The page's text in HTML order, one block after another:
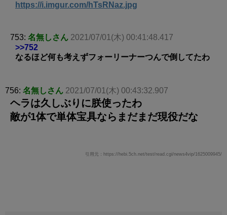
https://i.imgur.com/hTsRNaz.jpg
753: 名無しさん 2021/07/01(木) 00:41:48.417
>>752
なるほど何も考えずフォーリーナーつんで倒してたわ
756: 名無しさん 2021/07/01(木) 00:43:32.907
ヘラは久しぶりに朕使ったわ
敵が1体で単体宝具ならまだまだ現役だな
引用元：https://hebi.5ch.net/test/read.cgi/news4vip/1625009945/